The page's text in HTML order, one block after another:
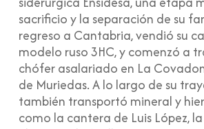
sacrificio y la separación de su
regreso a Cantabria, vendió su
modelo ruso 3HC, y comenzó a
chófer asalariado en La
de Muriedas. A lo largo de su
también transportó mineral y
como la cantera de Luis López,